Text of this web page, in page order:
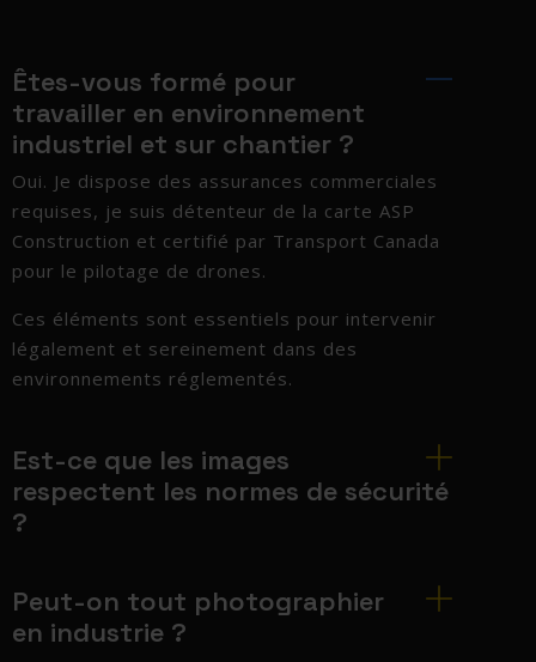
Êtes-vous formé pour
travailler en environnement
industriel et sur chantier ?
Oui. Je dispose des assurances commerciales
requises, je suis détenteur de la carte ASP
Construction et certifié par Transport Canada
pour le pilotage de drones.
Ces éléments sont essentiels pour intervenir
légalement et sereinement dans des
environnements réglementés.
Est-ce que les images
respectent les normes de sécurité
?
Peut-on tout photographier
en industrie ?